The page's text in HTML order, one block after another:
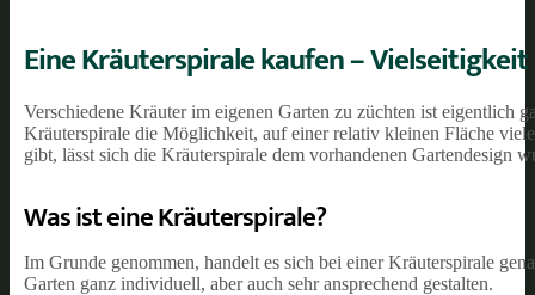
Eine Kräuterspirale kaufen –
Verschiedene Kräuter im eigenen Garten zu züchten ist eigentlich
Kräuterspirale die Möglichkeit, auf einer relativ kleinen Fläche
gibt, lässt sich die Kräuterspirale dem vorhandenen Gartendesign
Was ist eine Kräuterspirale?
Im Grunde genommen, handelt es sich bei einer Kräuterspirale
Garten ganz individuell, aber auch sehr ansprechend gestalten.